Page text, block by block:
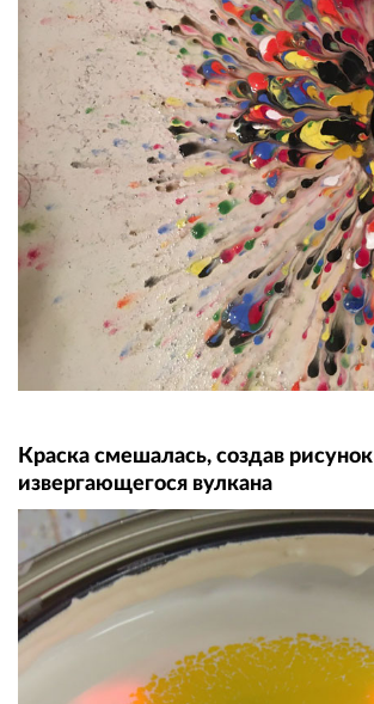
Краска смешалась, создав рисунок
извергающегося вулкана